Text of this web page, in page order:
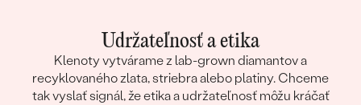
Udržateľnosť a etika
Klenoty vytvárame z lab-grown diamantov a
recyklovaného zlata, striebra alebo platiny. Chceme
tak vyslať signál, že etika a udržateľnosť môžu kráčať